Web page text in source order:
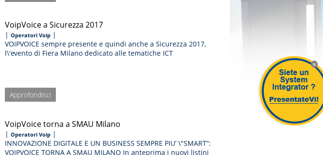
X
VoipVoice a Sicurezza 2017
| Operatori Voip|
VOIPVOICE sempre presente e quindi anche a Sicurezza 2017,
l\'evento di Fiera Milano dedicato alle tematiche ICT
Approfondisci
VoipVoice torna a SMAU Milano
| Operatori Voip|
INNOVAZIONE DIGITALE E UN BUSINESS SEMPRE PIU’ \"SMART”:
VOIPVOICE TORNA A SMAU MILANO In anteprima i nuovi listini